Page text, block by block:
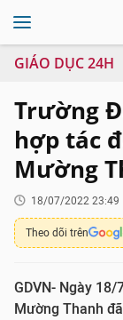
GIÁO DỤC 24H
Trường
hợp tác
Mường
18/07/2022 23:49
Theo dõi trên
GDVN- Ngày
Mường Thanh